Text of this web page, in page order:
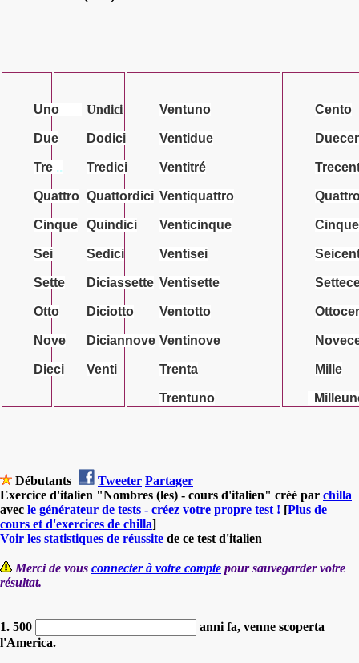
Uno
Due
Tre..
Quattro
Cinque
Sei
Sette
Otto
Nove
Dieci
Undici
Dodici
Tredici
Quattordici
Quindici
Sedici
Diciassette
Diciotto
Diciannove
Venti
Ventuno
Ventidue
Ventitré
Ventiquattro
Venticinque
Ventisei
Ventisette
Ventotto
Ventinove
Trenta
Trentuno
Cento
Mille
Milleun
Débutants Tweeter Partager
Exercice d'italien "Nombres (les) - cours d'italien" créé par chilla
avec le générateur de tests - créez votre propre test ! [Plus de
cours et d'exercices de chilla]
Voir les statistiques de réussite de ce test d'italien
Merci de vous connecter à votre compte pour sauvegarder votre
résultat.
1. 500
anni fa, venne scoperta
l'America.